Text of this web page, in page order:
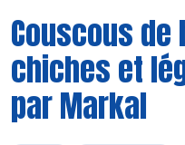
Couscous
chiches et
par Markal